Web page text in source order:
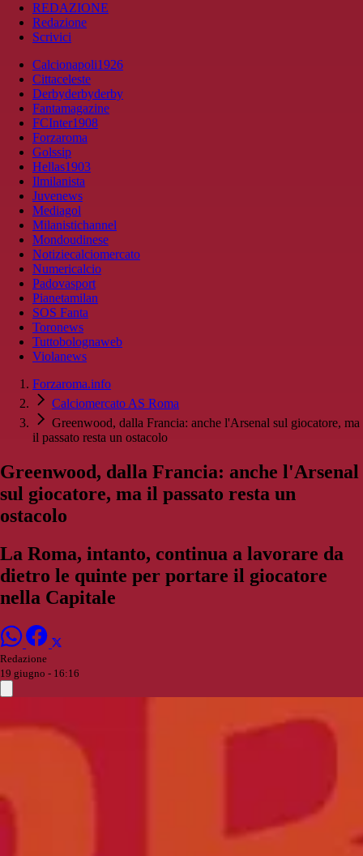
REDAZIONE
Redazione
Scrivici
Calcionapoli1926
Cittaceleste
Derbyderbyderby
Fantamagazine
FCInter1908
Forzaroma
Golssip
Hellas1903
Ilmilanista
Juvenews
Mediagol
Milanistichannel
Mondoudinese
Notiziecalciomercato
Numericalcio
Padovasport
Pianetamilan
SOS Fanta
Toronews
Tuttobolognaweb
Violanews
Forzaroma.info
Calciomercato AS Roma
Greenwood, dalla Francia: anche l'Arsenal sul giocatore, ma
il passato resta un ostacolo
Greenwood, dalla Francia: anche l'Arsenal
sul giocatore, ma il passato resta un
ostacolo
La Roma, intanto, continua a lavorare da
dietro le quinte per portare il giocatore
nella Capitale
Redazione
19 giugno - 16:16